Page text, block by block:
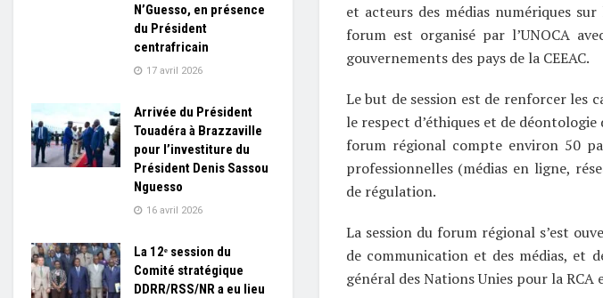
et acteurs des médias numériques
forum est organisé par l’UNOCA
gouvernements des pays de la CEEAC.
Le but de session est de renforcer les
le respect d’éthiques et de
forum régional compte environ 50
professionnelles (médias en ligne,
de régulation.
La session du forum régional s’est
de communication et des médias, et
général des Nations Unies pour la RCA
N’Guesso, en présence
du Président
centrafricain
17 avril 2026
Arrivée du Président
Touadéra à Brazzaville
pour l’investiture du
Président Denis Sassou
Nguesso
16 avril 2026
La 12ᵉ session du
Comité stratégique
DDRR/RSS/NR a eu lieu